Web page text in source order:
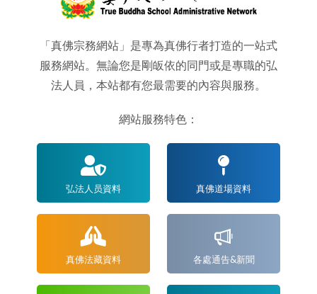
「真佛宗務網站」是專為真佛行者打造的一站式
服務網站。無論您是剛皈依的同門或是專職的弘
法人員，本站都有您最需要的內容與服務。
網站服務特色：
弘法人员資料 真佛道場資料
真佛法藏資料 各處通告&新聞